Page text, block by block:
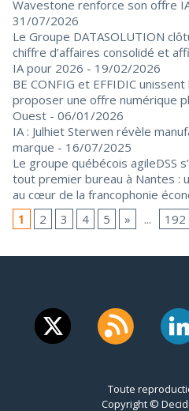
Wavestone renforce son offre
31/07/2026
Le Groupe DATASOLUTION
chiffre d’affaires consolidé et
IA pour 2026 - 19/02/2026
BE CONFIG et EFFIDIC
proposer une offre numérique
Ouest - 06/01/2026
IA : Julhiet Sterwen révèle
marque - 16/07/2025
Le groupe québécois agileDSS
tout premier bureau à Nantes :
au cœur de la francophonie
1
2 3 4 5 » ... 192
Toute
Copyright ©